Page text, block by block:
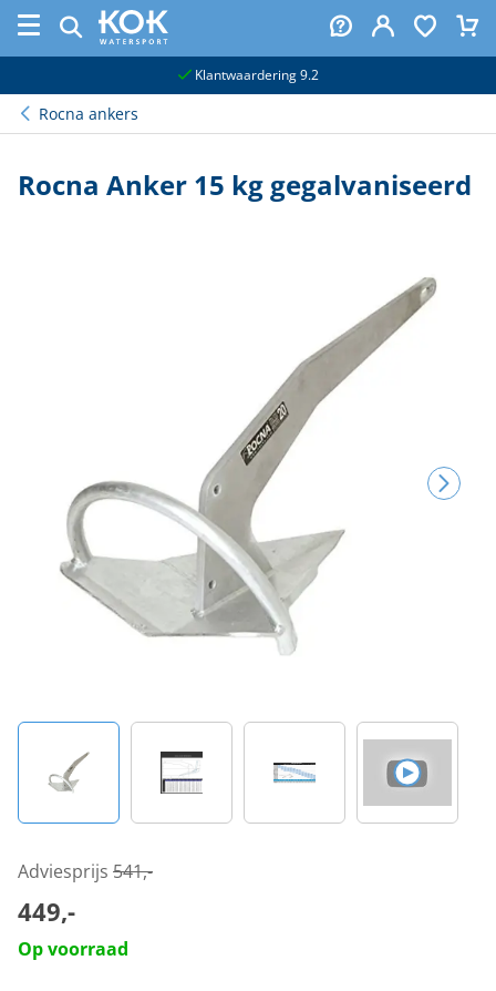
Klantwaardering 9.2
Rocna ankers
Rocna Anker 15 kg gegalvaniseerd
Adviesprijs 541,-
449,-
Op voorraad